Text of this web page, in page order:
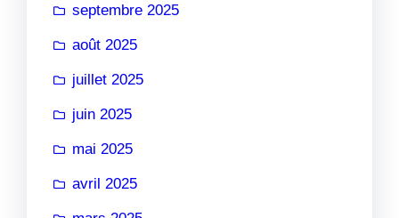
septembre 2025
août 2025
juillet 2025
juin 2025
mai 2025
avril 2025